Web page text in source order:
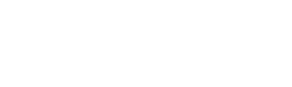
will change the main image in the carousel that follows. Use the Previous and Next